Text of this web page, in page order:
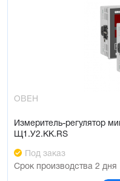
ОВЕН
Измеритель-регулятор
Щ1.У2.КК.RS
Под заказ
Срок производства 2 дня